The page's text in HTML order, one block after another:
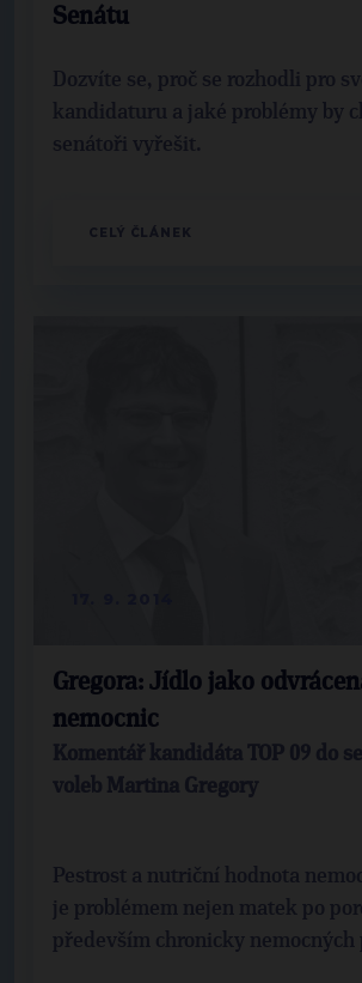
Senátu
Dozvíte se, proč se rozhodli pro
kandidaturu a jaké problémy by
senátoři vyřešit.
CELÝ ČLÁNEK
Gregora: Jídlo jako
nemocnic
Komentář kandidáta TOP 09 do
voleb Martina Gregory
Pestrost a nutriční hodnota
je problémem nejen matek po
především chronicky nemocných